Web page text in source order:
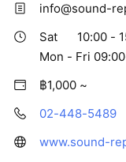
info@sound-
Sat
10:00 -
Mon - Fri
฿1,000 ~
02-448-5489
www.sound-